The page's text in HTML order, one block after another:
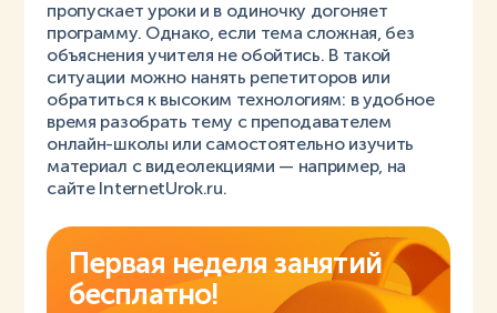
пропускает уроки и в одиночку догоняет
программу. Однако, если тема сложная, без
объяснения учителя не обойтись. В такой
ситуации можно нанять репетиторов или
обратиться к высоким технологиям: в удобное
время разобрать тему с преподавателем
онлайн-школы или самостоятельно изучить
материал с видеолекциями — например, на
сайте InternetUrok.ru.
Первая неделя занятий
бесплатно!